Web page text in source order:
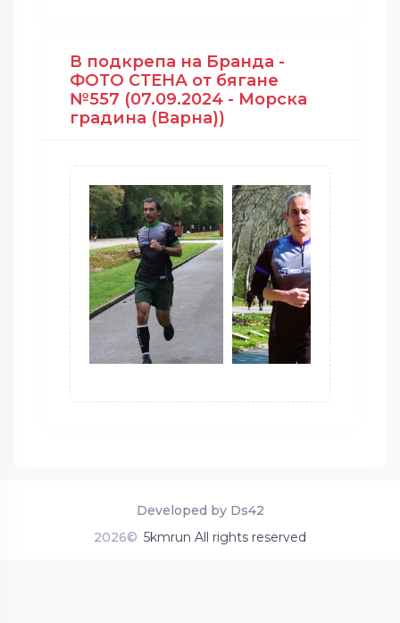
В подкрепа на Бранда -
ФОТО СТЕНА от бягане
№557 (07.09.2024 - Морска
градина (Варна))
2026© 5kmrun All rights reserved
Developed by Ds42